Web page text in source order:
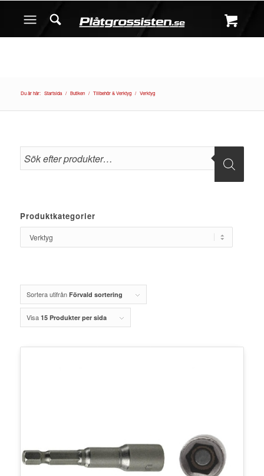
Du är här: Startsida / Butiken / Tillbehör & Verktyg / Verktyg
Produktkategorier
Sortera utifrån Förvald sortering
Visa 15 Produkter per sida